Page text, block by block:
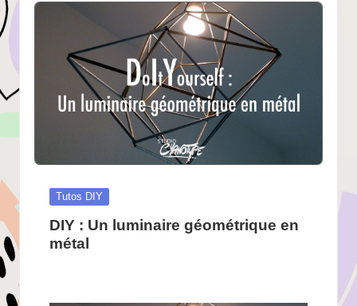
Posted
Tutos DIY
DIY : Un luminaire géométrique en
métal